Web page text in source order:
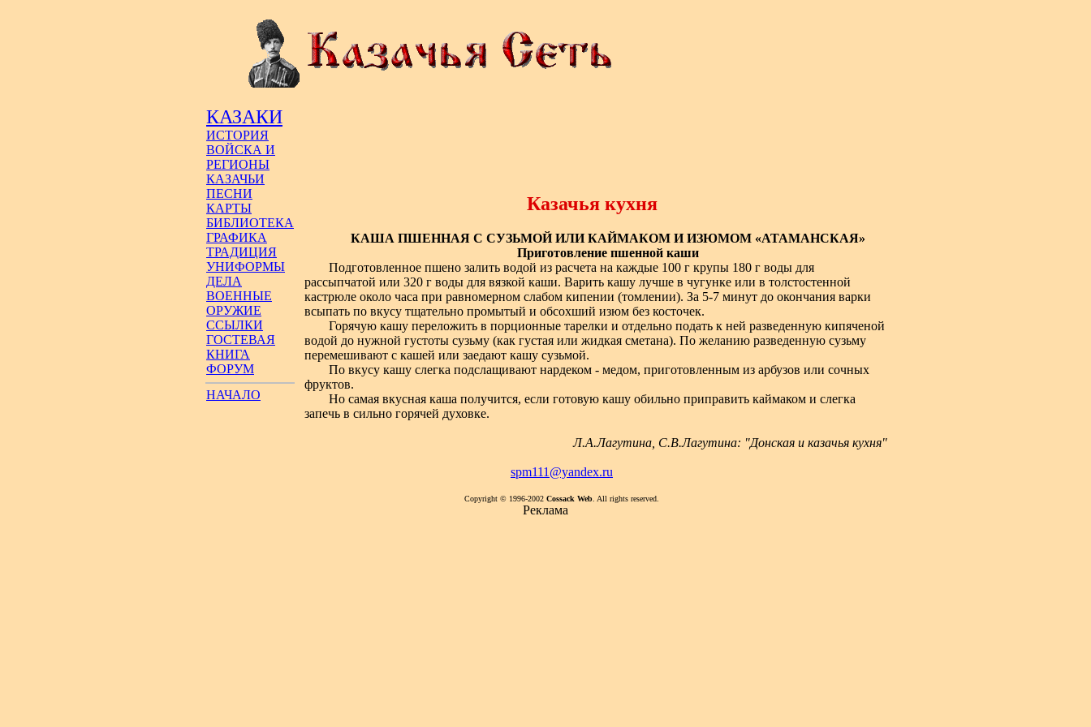
КАЗАКИ
ИСТОРИЯ
ВОЙСКА И
РЕГИОНЫ
КАЗАЧЬИ
ПЕСНИ
КАРТЫ
БИБЛИОТЕКА
ГРАФИКА
ТРАДИЦИЯ
УНИФОРМЫ
ДЕЛА
ВОЕННЫЕ
ОРУЖИЕ
ССЫЛКИ
ГОСТЕВАЯ
КНИГА
ФОРУМ
НАЧАЛО
Казачья кухня
КАША ПШЕННАЯ С СУЗЬМОЙ ИЛИ КАЙМАКОМ И ИЗЮМОМ «АТАМАНСКАЯ»
Приготовление пшенной каши
Подготовленное пшено залить водой из расчета на каждые 100 г крупы 180 г воды для
рассыпчатой или 320 г воды для вязкой каши. Варить кашу лучше в чугунке или в толстостенной
кастрюле около часа при равномерном слабом кипении (томлении). За 5-7 минут до окончания варки
всыпать по вкусу тщательно промытый и обсохший изюм без косточек.
Горячую кашу переложить в порционные тарелки и отдельно подать к ней разведенную кипяченой
водой до нужной густоты сузьму (как густая или жидкая сметана). По желанию разведенную сузьму
перемешивают с кашей или заедают кашу сузьмой.
По вкусу кашу слегка подслащивают нардеком - медом, приготовленным из арбузов или сочных
фруктов.
Но самая вкусная каша получится, если готовую кашу обильно приправить каймаком и слегка
запечь в сильно горячей духовке.
Л.А.Лагутина, С.В.Лагутина: "Донская и казачья кухня"
spm111@yandex.ru
Copyright © 1996-2002 Cossack Web . All rights reserved.
Реклама